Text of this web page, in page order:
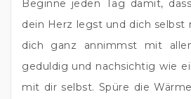
Beginne jeden Tag damit,
dein Herz legst und dich
dich ganz annimmst mit
geduldig und nachsichtig wie
mit dir selbst. Spüre die